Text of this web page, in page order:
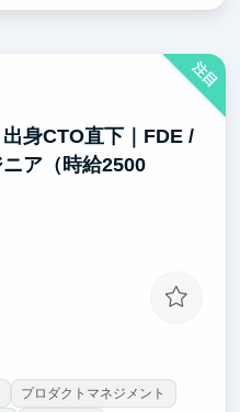
注目
出身CTO直下｜FDE /
ア（時給2500
プロダクトマネジメント